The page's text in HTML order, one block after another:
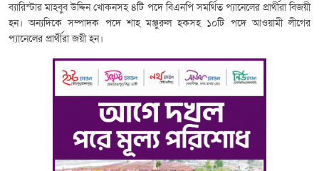
ব্যারিস্টার মাহবুব উদ্দিন খোকনসহ ৪টি পদে বিএনপি সমর্থিত প্যানেলের প্রার্থীরা বিজয়ী
হন। অন্যদিকে সম্পাদক পদে শাহ মঞ্জুরুল হকসহ ১০টি পদে আওয়ামী লীগের
প্যানেলের প্রার্থীরা জয়ী হন।